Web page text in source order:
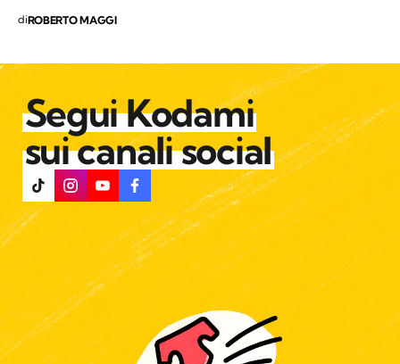
diROBERTO MAGGI
Segui Kodami
sui canali social